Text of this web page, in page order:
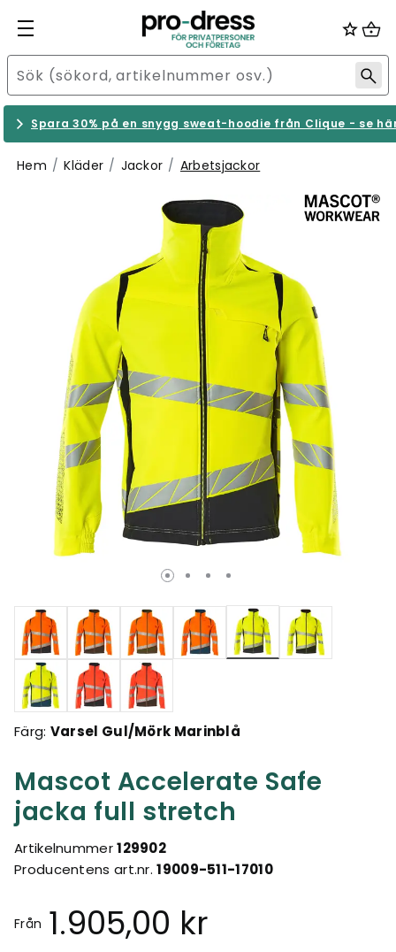
Spara 30% på en snygg sweat-hoodie från Clique - se
Hem Kläder Jackor Arbetsjackor
Mascot Accelerate Safe
jacka full stretch
Artikelnummer129902
Producentens art.nr.19009-511-17010
Från 1.905,00 kr
Valda
Färg: Varsel Gul/Mörk Marinblå